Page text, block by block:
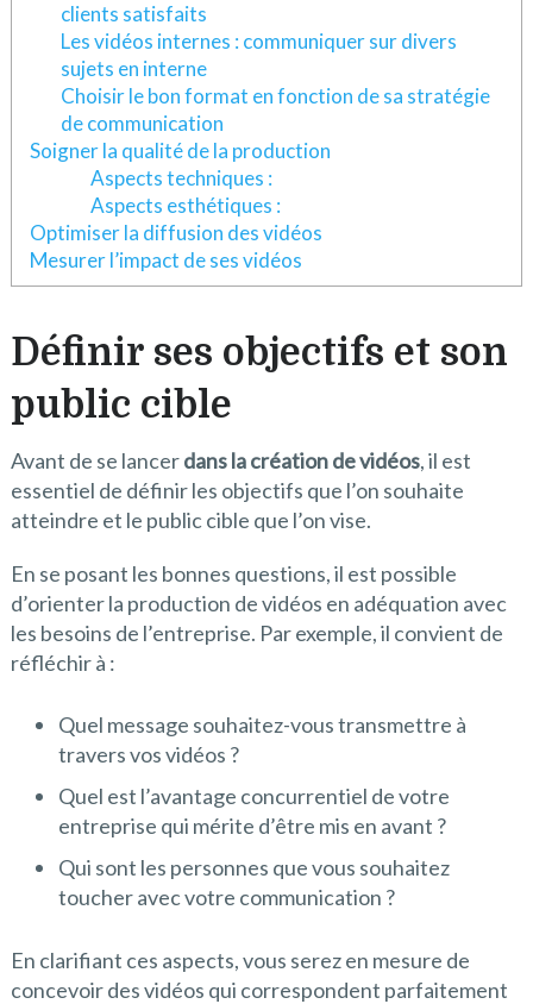
clients satisfaits
Les vidéos internes : communiquer sur divers
sujets en interne
Choisir le bon format en fonction de sa stratégie
de communication
Soigner la qualité de la production
Aspects techniques :
Aspects esthétiques :
Optimiser la diffusion des vidéos
Mesurer l’impact de ses vidéos
Définir ses objectifs et son
public cible
Avant de se lancerdans la création de vidéos, il est
essentiel de définir les objectifs que l’on souhaite
atteindre et le public cible que l’on vise.
En se posant les bonnes questions, il est possible
d’orienter la production de vidéos en adéquation avec
les besoins de l’entreprise. Par exemple, il convient de
réfléchir à :
Quel message souhaitez-vous transmettre à
travers vos vidéos ?
Quel est l’avantage concurrentiel de votre
entreprise qui mérite d’être mis en avant ?
Qui sont les personnes que vous souhaitez
toucher avec votre communication ?
En clarifiant ces aspects, vous serez en mesure de
concevoir des vidéos qui correspondent parfaitement